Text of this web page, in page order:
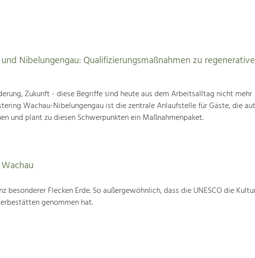
Nibelungengau: Qualifizierungsmaßnahmen zu
Zukunft - diese Begriffe sind heute aus dem Arbeitsalltag nicht mehr
Wachau-Nibelungengau ist die zentrale Anlaufstelle für Gäste, die
und plant zu diesen Schwerpunkten ein Maßnahmenpaket.
besonderer Flecken Erde. So außergewöhnlich, dass die UNESCO die
genommen hat.